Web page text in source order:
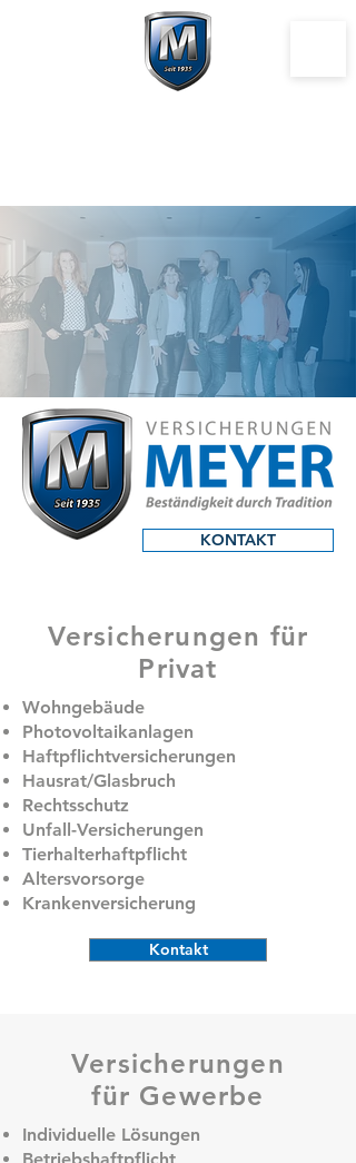
KONTAKT
Versicherungen für
Privat
Wohngebäude
Photovoltaikanlagen
Haftpflichtversicherungen
Hausrat/Glasbruch
Rechtsschutz
Unfall-Versicherungen
Tierhalterhaftpflicht
Altersvorsorge
Krankenversicherung
Kontakt
Versicherungen
für Gewerbe
Individuelle Lösungen